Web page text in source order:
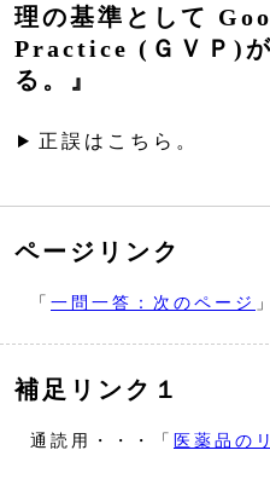
理の基準として
Practice (ＧＶＰ)
る。』
正誤はこちら。
ページリンク
「 一問一答：次のページ
補足リンク１
通読用・・・「 医薬品の